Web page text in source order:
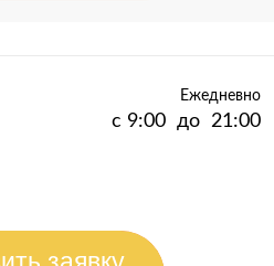
Ежедневно
с 9:00 до 21:00